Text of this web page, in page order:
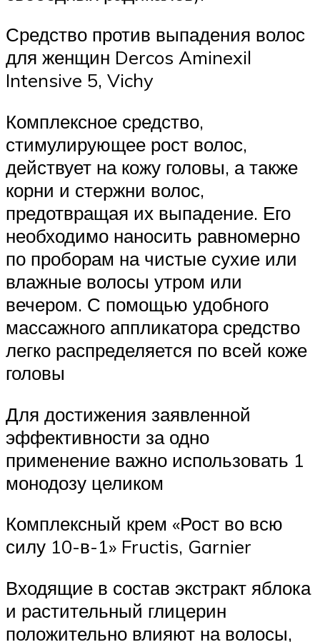
Средство против выпадения волос
для женщин Dercos Aminexil
Intensive 5, Vichy
Комплексное средство,
стимулирующее рост волос,
действует на кожу головы, а также
корни и стержни волос,
предотвращая их выпадение. Его
необходимо наносить равномерно
по проборам на чистые сухие или
влажные волосы утром или
вечером. С помощью удобного
массажного аппликатора средство
легко распределяется по всей коже
головы
Для достижения заявленной
эффективности за одно
применение важно использовать 1
монодозу целиком
Комплексный крем «Рост во всю
силу 10-в-1» Fructis, Garnier
Входящие в состав экстракт яблока
и растительный глицерин
положительно влияют на волосы,